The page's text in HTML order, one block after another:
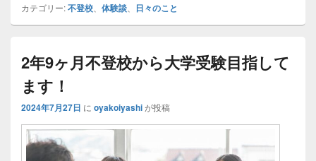
カテゴリー:不登校 体験談 日々のこと
2年9ヶ月不登校から大学受験目指して
ます！
2024年7月27日 に oyakoiyashiが投稿